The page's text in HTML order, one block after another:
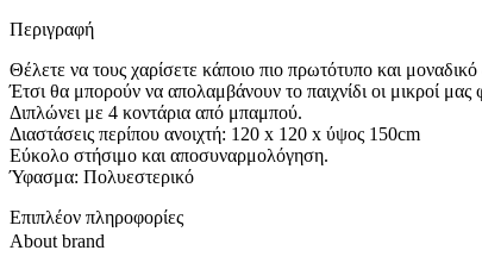
Περιγραφή
Θέλετε να τους χαρίσετε κάποιο πιο πρωτότυπο και
Έτσι θα μπορούν να απολαμβάνουν το παιχνίδι οι μικροί
Διπλώνει με 4 κοντάρια από μπαμπού.
Διαστάσεις περίπου ανοιχτή: 120 x 120 x ύψος 150cm
Εύκολο στήσιμο και αποσυναρμολόγηση.
Ύφασμα: Πολυεστερικό
Επιπλέον πληροφορίες
About brand